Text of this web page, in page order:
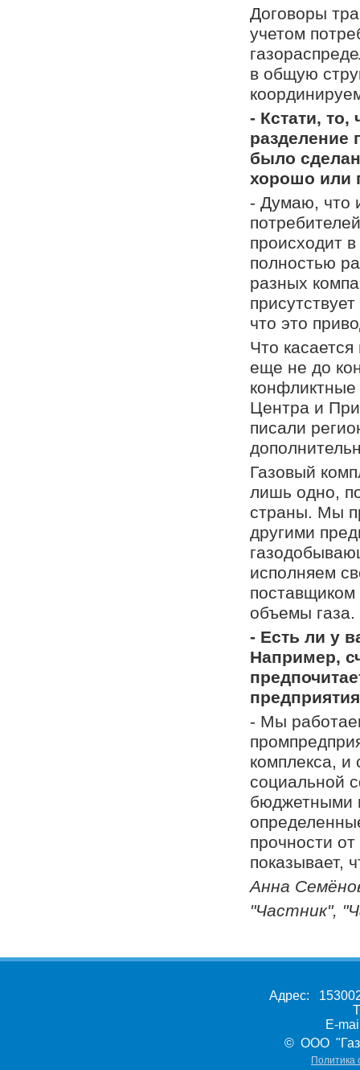
Договоры
учетом
в общую
- Кстати, то,
разделение
было
хорошо или
- Думаю, что
происходит
полностью
разных
что это
Что
еще не до
Центра и
писали
Газовый
лишь одно,
страны. Мы
другими
исполняем
поставщиком
объемы газа.
- Есть ли у
Например,
- Мы
комплекса,
социальной
бюджетными
прочности
показывает,
Анна
"Частник",
Адрес:
E-
© ООО
Политика